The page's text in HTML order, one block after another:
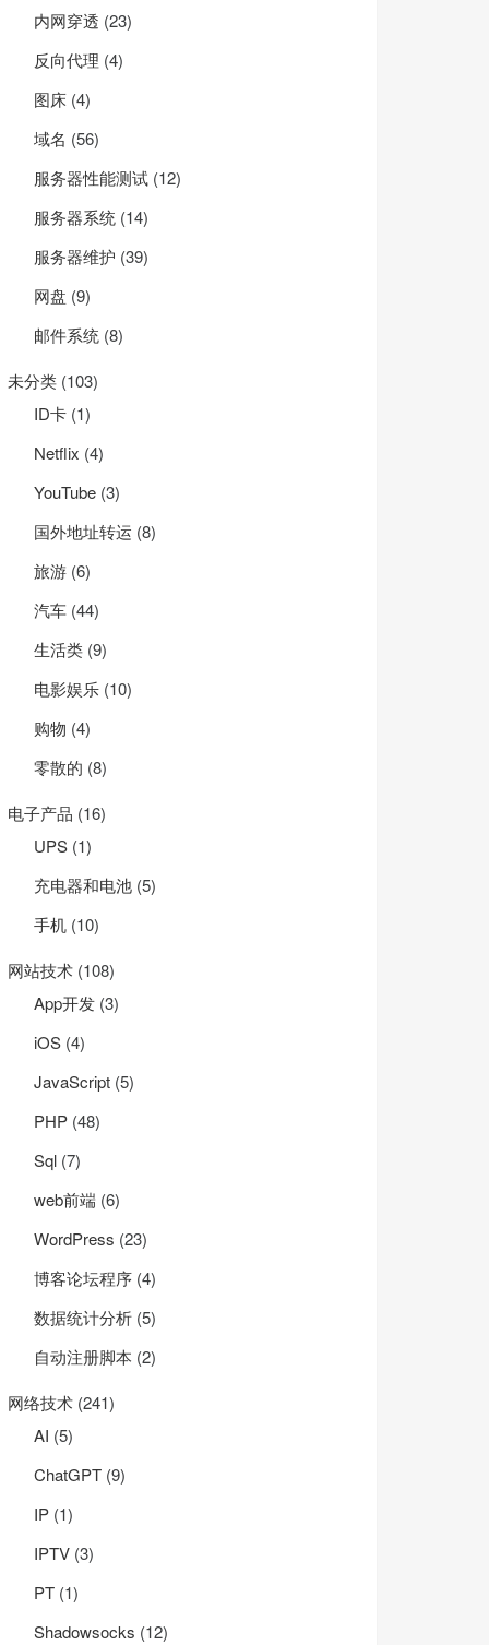
'</span>'
内网穿透 (23)
反向代理 (4)
图床 (4)
域名 (56)
服务器性能测试 (12)
服务器系统 (14)
服务器维护 (39)
网盘 (9)
邮件系统 (8)
未分类 (103)
ID卡 (1)
Net­flix (4)
YouTube (3)
国外地址转运 (8)
旅游 (6)
汽车 (44)
生活类 (9)
电影娱乐 (10)
购物 (4)
零散的 (8)
电子产品 (16)
UPS (1)
充电器和电池 (5)
手机 (10)
网站技术 (108)
App开发 (3)
iOS (4)
JavaScript (5)
PHP (48)
Sql (7)
web前端 (6)
WordPress (23)
博客论坛程序 (4)
数据统计分析 (5)
自动注册脚本 (2)
网络技术 (241)
AI (5)
ChatGPT (9)
IP (1)
IPTV (3)
PT (1)
Shadowsocks (12)